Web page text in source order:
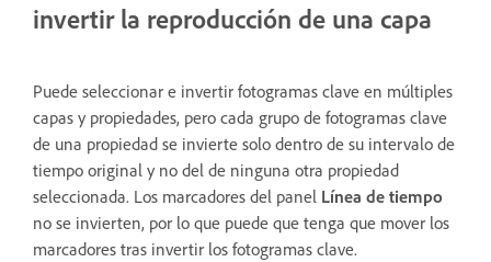
invertir la reproducción de una capa
Puede seleccionar e invertir fotogramas clave en múltiples
capas y propiedades, pero cada grupo de fotogramas clave
de una propiedad se invierte solo dentro de su intervalo de
tiempo original y no del de ninguna otra propiedad
seleccionada. Los marcadores del panel Línea de tiempo
no se invierten, por lo que puede que tenga que mover los
marcadores tras invertir los fotogramas clave.